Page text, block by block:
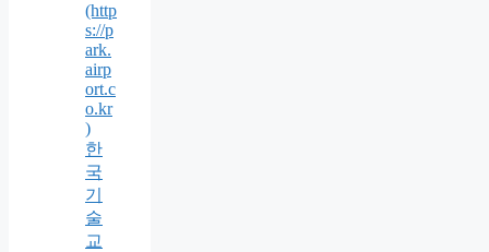
(http
s://p
ark.
airp
ort.c
o.kr
)
한
국
기
술
교